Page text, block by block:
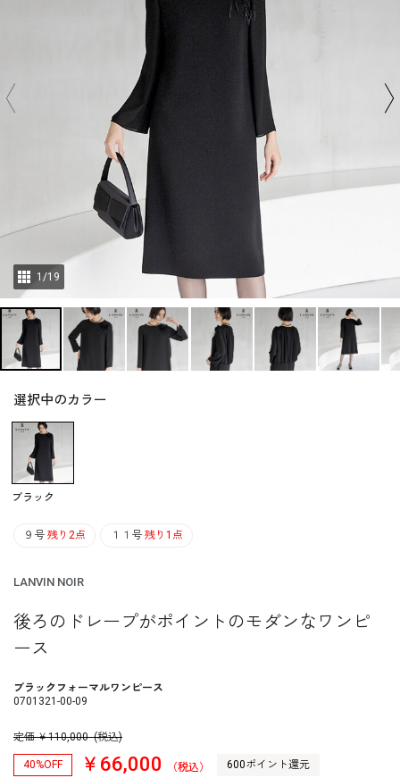
1 /19
選択中のカラー
ブラック
９号 残り2点 １１号 残り1点
LANVIN NOIR
後ろのドレープがポイントのモダンなワンピ
ース
ブラックフォーマルワンピース
0701321-00-09
定価 ￥110,000 (税込)
40%OFF ￥66,000 （税込） 600ポイント還元